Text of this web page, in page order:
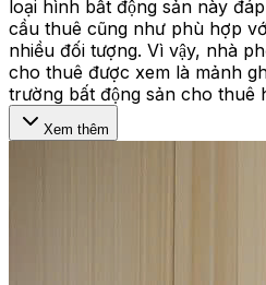
loại hình bất động sản này
cầu thuê cũng như phù hợp
nhiều đối tượng. Vì vậy, nhà
cho thuê được xem là mảnh
trường bất động sản cho thuê
Xem thêm